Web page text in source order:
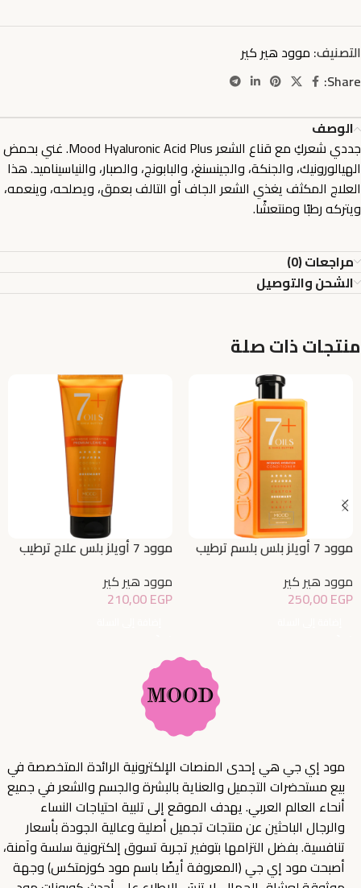
التصنيف: موود هير كير
Share:
الوصف
جددي شعركِ مع قناع الشعر Mood Hyaluronic Acid Plus. غني بحمض
الهيالورونيك، والجنكة، والجينسنغ، والبابونج، والصبار، والنياسيناميد. هذا
العلاج المكثف يغذي الشعر الجاف أو التالف بعمق، ويصلحه، وينعمه،
ويتركه رطبًا ومنتعشًا.
مراجعات (0)
الشحن والتوصيل
منتجات ذات صلة
موود 7 أويلز بلس بلسم ترطيب
موود هير كير
250,00EGP
موود 7 أويلز بلس علاج ترطيب
موود هير كير
210,00EGP
مود إي جي هي إحدى المنصات الإلكترونية الرائدة المتخصصة في
بيع مستحضرات التجميل والعناية بالبشرة والجسم والشعر في جميع
أنحاء العالم العربي. يهدف الموقع إلى تلبية احتياجات النساء
والرجال الباحثين عن منتجات تجميل أصلية وعالية الجودة بأسعار
تنافسية. بفضل التزامها بتوفير تجربة تسوق إلكترونية سلسة وآمنة،
أصبحت مود إي جي (المعروفة أيضًا باسم مود كوزمتكس) وجهة